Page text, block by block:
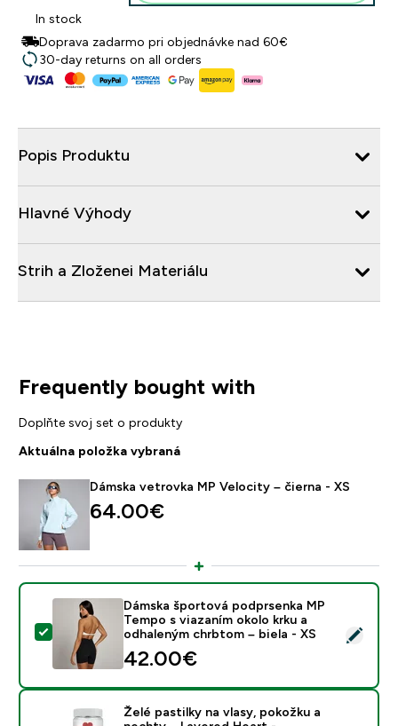
In stock
Doprava zadarmo pri objednávke nad 60€
30-day returns on all orders
Popis Produktu
Hlavné Výhody
Strih a Zloženei Materiálu
Frequently bought with
Doplňte svoj set o produkty
Aktuálna položka vybraná
Dámska vetrovka MP Velocity – čierna - XS
64.00€‎
Vybrať tento produkt - Dámska športová podprsenka
Dámska športová podprsenka MP
Tempo s viazaním okolo krku a
odhaleným chrbtom – biela - XS
42.00€‎
Želé pastilky na vlasy, pokožku a